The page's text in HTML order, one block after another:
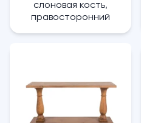
слоновая кость,
правосторонний